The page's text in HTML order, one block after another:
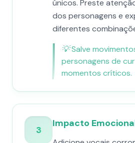
únicos. Preste
dos personagens e
diferentes
💡Salve
personagens de
momentos críticos.
3
Impacto